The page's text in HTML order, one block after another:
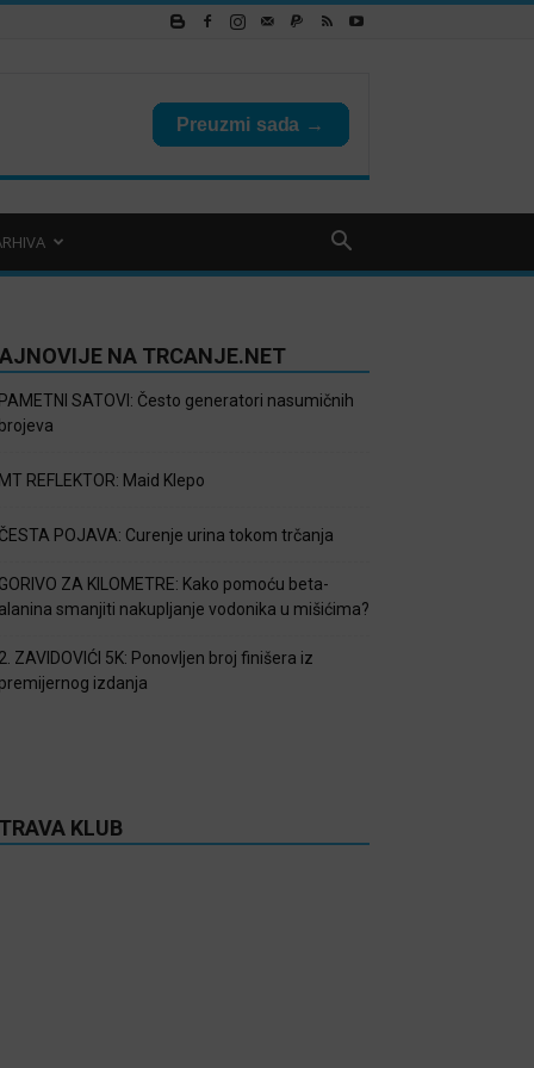
NA TRCANJE.NET
PAMETNI SATOVI: Često generatori nasumičnih
brojeva
MT REFLEKTOR: Maid Klepo
ČESTA POJAVA: Curenje urina tokom trčanja
GORIVO ZA KILOMETRE: Kako pomoću beta-
alanina smanjiti nakupljanje vodonika u mišićima?
2. ZAVIDOVIĆI 5K: Ponovljen broj finišera iz
premijernog izdanja
KLUB